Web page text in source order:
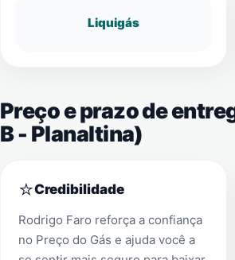
Liquigás
Preço e prazo de
B - Planaltina)
⭐Credibilidade
Rodrigo Faro reforça a confiança
no Preço do Gás e ajuda você a